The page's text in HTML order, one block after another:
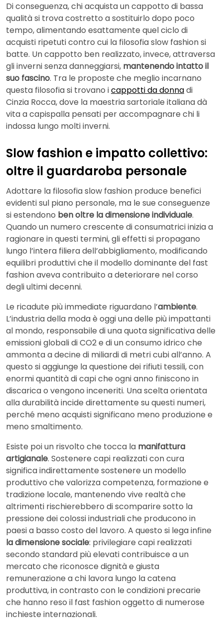
Di conseguenza, chi acquista un cappotto di bassa
qualità si trova costretto a sostituirlo dopo poco
tempo, alimentando esattamente quel ciclo di
acquisti ripetuti contro cui la filosofia slow fashion si
batte. Un cappotto ben realizzato, invece, attraversa
gli inverni senza danneggiarsi, mantenendo intatto il
suo fascino. Tra le proposte che meglio incarnano
questa filosofia si trovano icappotti da donnadi
Cinzia Rocca, dove la maestria sartoriale italiana dà
vita a capispalla pensati per accompagnare chi li
indossa lungo molti inverni.
Slow fashion e impatto collettivo:
oltre il guardaroba personale
Adottare la filosofia slow fashion produce benefici
evidenti sul piano personale, ma le sue conseguenze
si estendono ben oltre la dimensione individuale.
Quando un numero crescente di consumatrici inizia a
ragionare in questi termini, gli effetti si propagano
lungo l’intera filiera dell’abbigliamento, modificando
equilibri produttivi che il modello dominante del fast
fashion aveva contribuito a deteriorare nel corso
degli ultimi decenni.
Le ricadute più immediate riguardano l’ambiente.
L’industria della moda è oggi una delle più impattanti
al mondo, responsabile di una quota significativa delle
emissioni globali di CO2 e di un consumo idrico che
ammonta a decine di miliardi di metri cubi all’anno. A
questo si aggiunge la questione dei rifiuti tessili, con
enormi quantità di capi che ogni anno finiscono in
discarica o vengono inceneriti. Una scelta orientata
alla durabilità incide direttamente su questi numeri,
perché meno acquisti significano meno produzione e
meno smaltimento.
Esiste poi un risvolto che tocca la manifattura
artigianale. Sostenere capi realizzati con cura
significa indirettamente sostenere un modello
produttivo che valorizza competenza, formazione e
tradizione locale, mantenendo vive realtà che
altrimenti rischierebbero di scomparire sotto la
pressione dei colossi industriali che producono in
paesi a basso costo del lavoro. A questo si lega infine
la dimensionesociale: privilegiare capi realizzati
secondo standard più elevati contribuisce a un
mercato che riconosce dignità e giusta
remunerazione a chi lavora lungo la catena
produttiva, in contrasto con le condizioni precarie
che hanno reso il fast fashion oggetto di numerose
inchieste internazionali.